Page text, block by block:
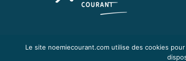
Le site noemiecourant.com utilise des cookies